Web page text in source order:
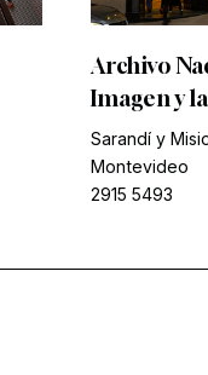
Archivo
Imagen y
Sarandí y
Montevideo
2915 5493